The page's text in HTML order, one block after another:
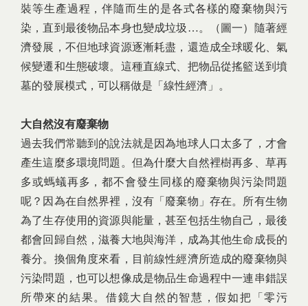
裝等生產過程，伴隨而生的是各式各樣的廢棄物與污
染，直到最後物品本身也變成垃圾…。（圖一）隨著經
濟發展，不但地球資源逐漸耗盡，還造成全球暖化、氣
候變遷和生態破壞。這種直線式、把物品從搖籃送到墳
墓的發展模式，可以稱做是「線性經濟」。
大自然沒有廢棄物
過去我們常聽到的說法就是因為地球人口太多了，才會
產生這麼多環境問題。但為什麼大自然裡樹再多、草再
多或螞蟻再多，都不會發生同樣的廢棄物與污染問題
呢？因為在自然界裡，沒有「廢棄物」存在。所有生物
為了生存使用的資源與能量，甚至包括生物自己，最後
都會回歸自然，滋養大地與海洋，成為其他生命成長的
養分。換個角度來看，目前線性經濟所造成的廢棄物與
污染問題，也可以想像成是物品生命過程中一連串錯誤
所帶來的結果。借鏡大自然的智慧，假如把「零污